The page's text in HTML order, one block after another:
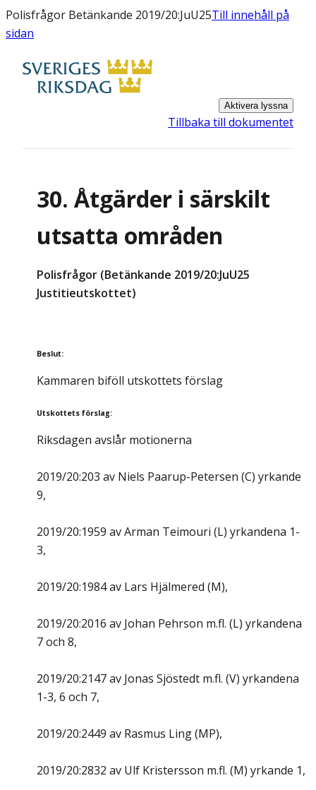
Polisfrågor Betänkande 2019/20:JuU25Till innehåll på
sidan
Aktivera lyssna
Tillbaka till dokumentet
30. Åtgärder i särskilt
utsatta områden
Polisfrågor (Betänkande 2019/20:JuU25
Justitieutskottet)
Beslut:
Kammaren biföll utskottets förslag
Utskottets förslag:
Riksdagen avslår motionerna
2019/20:203 av Niels Paarup-Petersen (C) yrkande
9,
2019/20:1959 av Arman Teimouri (L) yrkandena 1-
3,
2019/20:1984 av Lars Hjälmered (M),
2019/20:2016 av Johan Pehrson m.fl. (L) yrkandena
7 och 8,
2019/20:2147 av Jonas Sjöstedt m.fl. (V) yrkandena
1-3, 6 och 7,
2019/20:2449 av Rasmus Ling (MP),
2019/20:2832 av Ulf Kristersson m.fl. (M) yrkande 1,